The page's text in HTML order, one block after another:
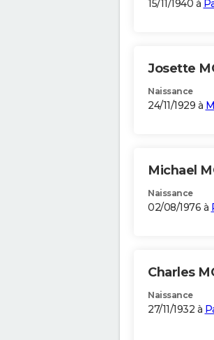
15/11/1940 à
Josette
Naissance
24/11/1929 à
Michael
Naissance
02/08/1976 à
Charles
Naissance
27/11/1932 à